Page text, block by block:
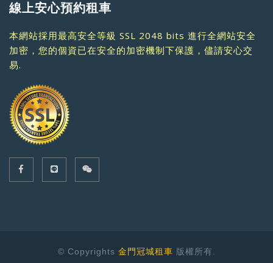
線上安心預約租車
本網站採用最高安全等級 SSL 2048 bits 進行全網站安全
加密，您的個資已在安全的加密機制下保護，儘請安心交
易.
© Copyrights 金門冠城租車 版權所有.